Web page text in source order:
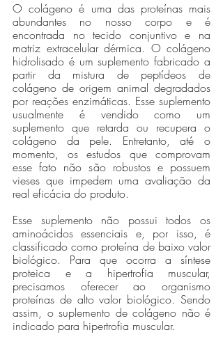
O colágeno é uma das proteínas mais
abundantes no nosso corpo e é
encontrada no tecido conjuntivo e na
matriz extracelular dérmica. O colágeno
hidrolisado é um suplemento fabricado a
partir da mistura de peptídeos de
colágeno de origem animal degradados
por reações enzimáticas. Esse suplemento
usualmente é vendido como um
suplemento que retarda ou recupera o
colágeno da pele. Entretanto, até o
momento, os estudos que comprovam
esse fato não são robustos e possuem
vieses que impedem uma avaliação da
real eficácia do produto.
Esse suplemento não possui todos os
aminoácidos essenciais e, por isso, é
classificado como proteína de baixo valor
biológico. Para que ocorra a síntese
proteica e a hipertrofia muscular,
precisamos oferecer ao organismo
proteínas de alto valor biológico. Sendo
assim, o suplemento de colágeno não é
indicado para hipertrofia muscular.